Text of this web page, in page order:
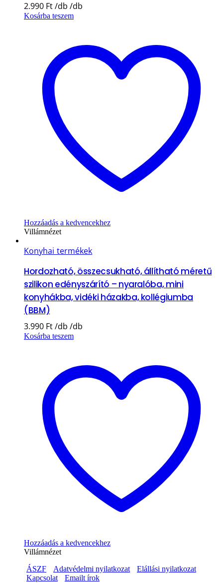
2.990 Ft
Kosárba teszem
Hozzáadás a kedvencekhez
Villámnézet
Konyhai termékek
Hordozható, összecsukható, állítható méretű
szilikon edényszárító – nyaralóba, mini
konyhákba, vidéki házakba, kollégiumba
(BBM)
3.990 Ft
Kosárba teszem
Hozzáadás a kedvencekhez
Villámnézet
ÁSZF
Adatvédelmi nyilatkozat
Elállási nyilatkozat
Kapcsolat
Emailt írok